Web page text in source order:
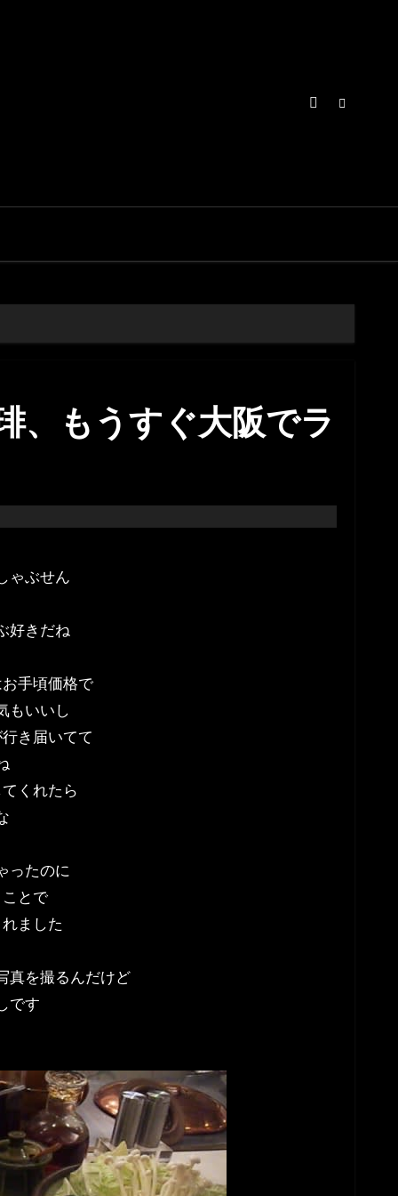
、もうすぐ大阪でラ
ゃぶせん
好きだね
手頃価格で
もいいし
き届いてて
くれたら
ったのに
とで
ました
真を撮るんだけど
です